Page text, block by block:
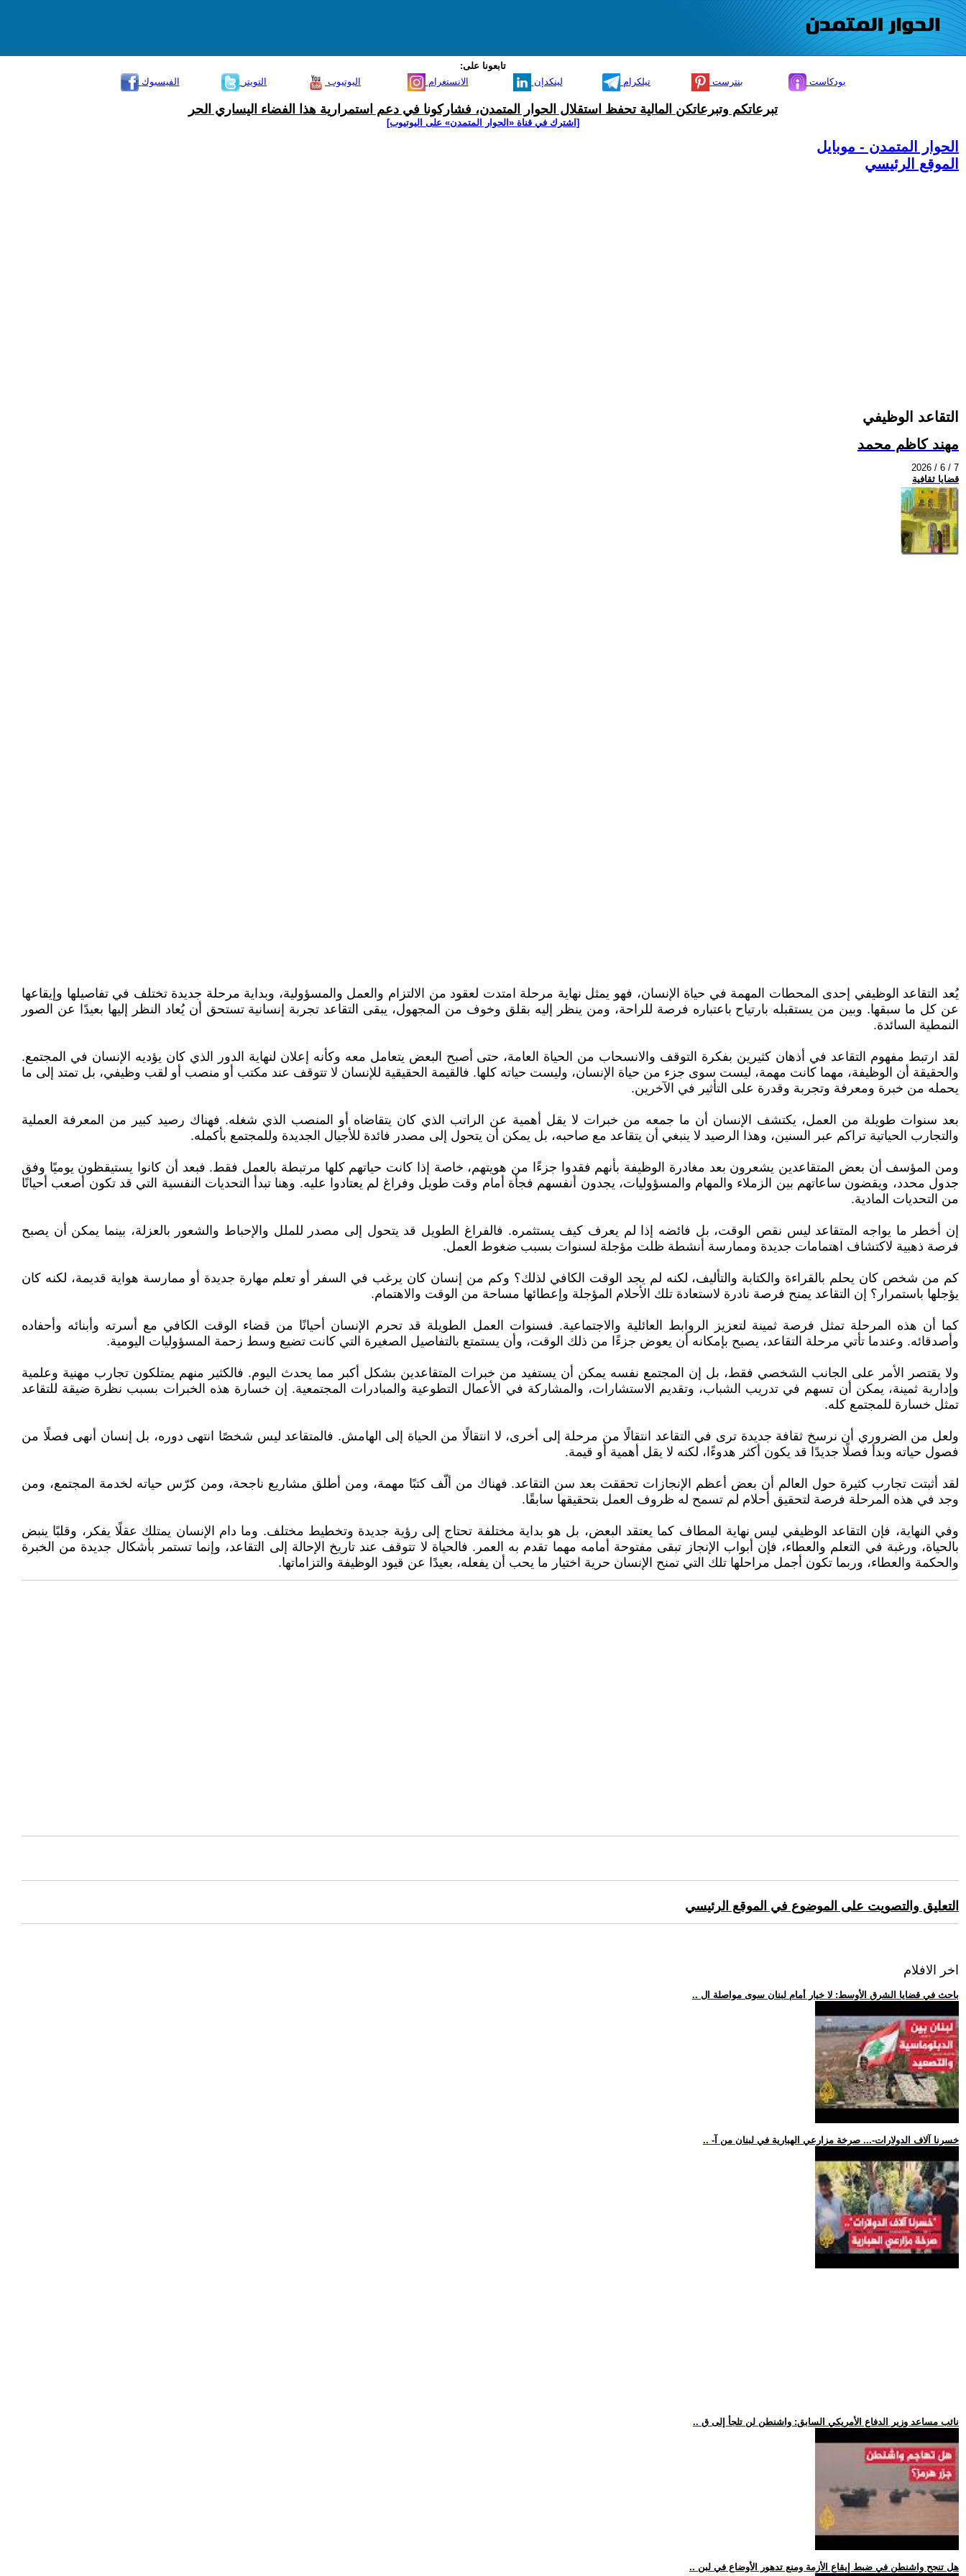
تابعونا على:
الفيسبوك
التويتر اليوتيوب الانستغرام لينكدإن تيلكرام بنترست بودكاست
تبرعاتكم وتبرعاتكن المالية تحفظ استقلال الحوار المتمدن، فشاركونا في دعم استمرارية هذا الفضاء اليساري الحر
[اشترك في قناة ‫«الحوار المتمدن» على اليوتيوب]
الحوار المتمدن - موبايل
الموقع الرئيسي
التقاعد الوظيفي
مهند كاظم محمد
2026 / 6 / 7
قضايا ثقافية
يُعد التقاعد الوظيفي إحدى المحطات المهمة في حياة الإنسان، فهو يمثل نهاية مرحلة امتدت لعقود من الالتزام والعمل والمسؤولية، وبداية مرحلة جديدة تختلف في تفاصيلها وإيقاعها
عن كل ما سبقها. وبين من يستقبله بارتياح باعتباره فرصة للراحة، ومن ينظر إليه بقلق وخوف من المجهول، يبقى التقاعد تجربة إنسانية تستحق أن يُعاد النظر إليها بعيدًا عن الصور
النمطية السائدة.
لقد ارتبط مفهوم التقاعد في أذهان كثيرين بفكرة التوقف والانسحاب من الحياة العامة، حتى أصبح البعض يتعامل معه وكأنه إعلان لنهاية الدور الذي كان يؤديه الإنسان في المجتمع.
والحقيقة أن الوظيفة، مهما كانت مهمة، ليست سوى جزء من حياة الإنسان، وليست حياته كلها. فالقيمة الحقيقية للإنسان لا تتوقف عند مكتب أو منصب أو لقب وظيفي، بل تمتد إلى ما
يحمله من خبرة ومعرفة وتجربة وقدرة على التأثير في الآخرين.
بعد سنوات طويلة من العمل، يكتشف الإنسان أن ما جمعه من خبرات لا يقل أهمية عن الراتب الذي كان يتقاضاه أو المنصب الذي شغله. فهناك رصيد كبير من المعرفة العملية
والتجارب الحياتية تراكم عبر السنين، وهذا الرصيد لا ينبغي أن يتقاعد مع صاحبه، بل يمكن أن يتحول إلى مصدر فائدة للأجيال الجديدة وللمجتمع بأكمله.
ومن المؤسف أن بعض المتقاعدين يشعرون بعد مغادرة الوظيفة بأنهم فقدوا جزءًا من هويتهم، خاصة إذا كانت حياتهم كلها مرتبطة بالعمل فقط. فبعد أن كانوا يستيقظون يوميًا وفق
جدول محدد، ويقضون ساعاتهم بين الزملاء والمهام والمسؤوليات، يجدون أنفسهم فجأة أمام وقت طويل وفراغ لم يعتادوا عليه. وهنا تبدأ التحديات النفسية التي قد تكون أصعب أحيانًا
من التحديات المادية.
إن أخطر ما يواجه المتقاعد ليس نقص الوقت، بل فائضه إذا لم يعرف كيف يستثمره. فالفراغ الطويل قد يتحول إلى مصدر للملل والإحباط والشعور بالعزلة، بينما يمكن أن يصبح
فرصة ذهبية لاكتشاف اهتمامات جديدة وممارسة أنشطة ظلت مؤجلة لسنوات بسبب ضغوط العمل.
كم من شخص كان يحلم بالقراءة والكتابة والتأليف، لكنه لم يجد الوقت الكافي لذلك؟ وكم من إنسان كان يرغب في السفر أو تعلم مهارة جديدة أو ممارسة هواية قديمة، لكنه كان
يؤجلها باستمرار؟ إن التقاعد يمنح فرصة نادرة لاستعادة تلك الأحلام المؤجلة وإعطائها مساحة من الوقت والاهتمام.
كما أن هذه المرحلة تمثل فرصة ثمينة لتعزيز الروابط العائلية والاجتماعية. فسنوات العمل الطويلة قد تحرم الإنسان أحيانًا من قضاء الوقت الكافي مع أسرته وأبنائه وأحفاده
وأصدقائه. وعندما تأتي مرحلة التقاعد، يصبح بإمكانه أن يعوض جزءًا من ذلك الوقت، وأن يستمتع بالتفاصيل الصغيرة التي كانت تضيع وسط زحمة المسؤوليات اليومية.
ولا يقتصر الأمر على الجانب الشخصي فقط، بل إن المجتمع نفسه يمكن أن يستفيد من خبرات المتقاعدين بشكل أكبر مما يحدث اليوم. فالكثير منهم يمتلكون تجارب مهنية وعلمية
وإدارية ثمينة، يمكن أن تسهم في تدريب الشباب، وتقديم الاستشارات، والمشاركة في الأعمال التطوعية والمبادرات المجتمعية. إن خسارة هذه الخبرات بسبب نظرة ضيقة للتقاعد
تمثل خسارة للمجتمع كله.
ولعل من الضروري أن نرسخ ثقافة جديدة ترى في التقاعد انتقالًا من مرحلة إلى أخرى، لا انتقالًا من الحياة إلى الهامش. فالمتقاعد ليس شخصًا انتهى دوره، بل إنسان أنهى فصلًا من
فصول حياته وبدأ فصلًا جديدًا قد يكون أكثر هدوءًا، لكنه لا يقل أهمية أو قيمة.
لقد أثبتت تجارب كثيرة حول العالم أن بعض أعظم الإنجازات تحققت بعد سن التقاعد. فهناك من ألّف كتبًا مهمة، ومن أطلق مشاريع ناجحة، ومن كرّس حياته لخدمة المجتمع، ومن
وجد في هذه المرحلة فرصة لتحقيق أحلام لم تسمح له ظروف العمل بتحقيقها سابقًا.
وفي النهاية، فإن التقاعد الوظيفي ليس نهاية المطاف كما يعتقد البعض، بل هو بداية مختلفة تحتاج إلى رؤية جديدة وتخطيط مختلف. وما دام الإنسان يمتلك عقلًا يفكر، وقلبًا ينبض
بالحياة، ورغبة في التعلم والعطاء، فإن أبواب الإنجاز تبقى مفتوحة أمامه مهما تقدم به العمر. فالحياة لا تتوقف عند تاريخ الإحالة إلى التقاعد، وإنما تستمر بأشكال جديدة من الخبرة
والحكمة والعطاء، وربما تكون أجمل مراحلها تلك التي تمنح الإنسان حرية اختيار ما يحب أن يفعله، بعيدًا عن قيود الوظيفة والتزاماتها.
التعليق والتصويت على الموضوع في الموقع الرئيسي
اخر الافلام
.. باحث في قضايا الشرق الأوسط: لا خيار أمام لبنان سوى مواصلة ال
.. -خسرنا آلاف الدولارات-... صرخة مزارعي الهبارية في لبنان من آ
.. نائب مساعد وزير الدفاع الأمريكي السابق: واشنطن لن تلجأ إلى ق
.. هل تنجح واشنطن في ضبط إيقاع الأزمة ومنع تدهور الأوضاع في لبن